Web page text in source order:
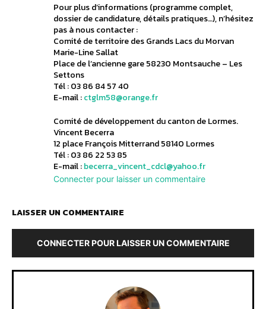
Pour plus d’informations (programme complet,
dossier de candidature, détails pratiques…), n’hésitez
pas à nous contacter :
Comité de territoire des Grands Lacs du Morvan
Marie-Line Sallat
Place de l’ancienne gare 58230 Montsauche – Les
Settons
Tél : 03 86 84 57 40
E-mail :ctglm58@orange.fr
Comité de développement du canton de Lormes.
Vincent Becerra
12 place François Mitterrand 58140 Lormes
Tél : 03 86 22 53 85
E-mail :becerra_vincent_cdcl@yahoo.fr
Connecter pour laisser un commentaire
LAISSER UN COMMENTAIRE
CONNECTER POUR LAISSER UN COMMENTAIRE